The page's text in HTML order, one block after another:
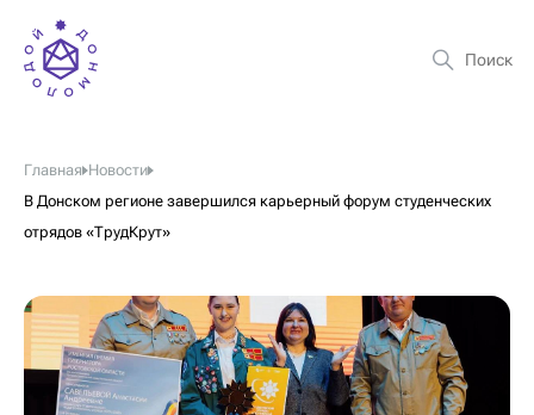
Главная Новости
В Донском регионе завершился карьерный форум студенческих
отрядов «ТрудКрут»